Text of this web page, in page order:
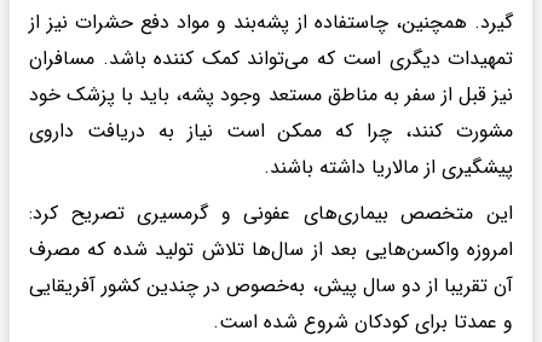
گیرد. همچنین، چاستفاده از پشه‌بند و مواد دفع حشرات نیز از
تمهیدات دیگری است که می‌تواند کمک کننده باشد. مسافران
نیز قبل از سفر به مناطق مستعد وجود پشه، باید با پزشک خود
مشورت کنند، چرا که ممکن است نیاز به دریافت داروی
پیشگیری از مالاریا داشته باشند.
این متخصص بیماری‌های عفونی و گرمسیری تصریح کرد:
امروزه واکسن‌هایی بعد از سال‌ها تلاش تولید شده که مصرف
آن تقریبا از دو سال پیش، به‌خصوص در چندین کشور آفریقایی
و عمدتا برای کودکان شروع شده است.